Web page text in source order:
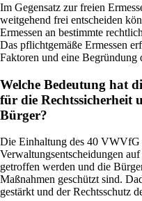
Im Gegensatz zur freien
weitgehend frei entscheiden
Ermessen an bestimmte
Das pflichtgemäße Ermessen
Faktoren und eine Begründung
Welche Bedeutung hat
für die Rechtssicherheit
Bürger?
Die Einhaltung des 40 VWVfG
Verwaltungsentscheidungen
getroffen werden und die
Maßnahmen geschützt sind.
gestärkt und der Rechtsschutz